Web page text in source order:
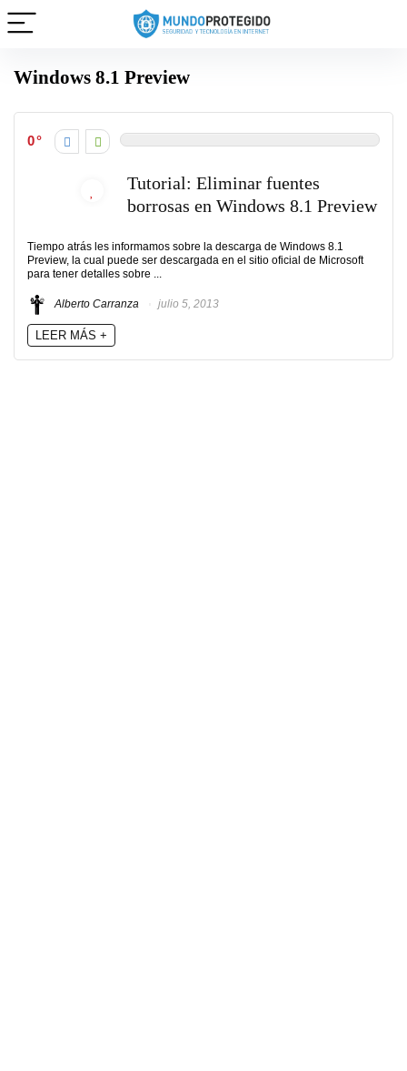
Windows 8.1 Preview
0
Tutorial: Eliminar fuentes
borrosas en Windows 8.1 Preview
Tiempo atrás les informamos sobre la descarga de Windows 8.1
Preview, la cual puede ser descargada en el sitio oficial de Microsoft
para tener detalles sobre ...
Alberto Carranza julio 5, 2013
LEER MÁS +